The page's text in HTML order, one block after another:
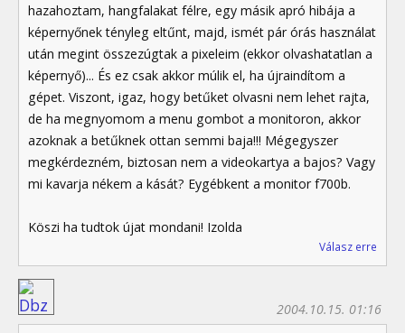
hazahoztam, hangfalakat félre, egy másik apró hibája a
képernyőnek tényleg eltűnt, majd, ismét pár órás használat
után megint összezúgtak a pixeleim (ekkor olvashatatlan a
képernyő)... És ez csak akkor múlik el, ha újraindítom a
gépet. Viszont, igaz, hogy betűket olvasni nem lehet rajta,
de ha megnyomom a menu gombot a monitoron, akkor
azoknak a betűknek ottan semmi baja!!! Mégegyszer
megkérdezném, biztosan nem a videokartya a bajos? Vagy
mi kavarja nékem a kását? Eygébkent a monitor f700b.
Köszi ha tudtok újat mondani! Izolda
Válasz erre
2004.10.15. 01:16